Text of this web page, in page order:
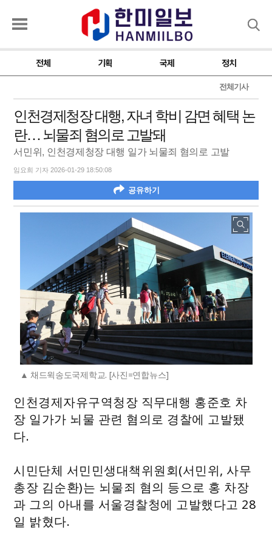
전체 기획 국제 정치
전체기사
인천경제청장 대행, 자녀 학비 감면 혜택 논
란… 뇌물죄 혐의로 고발돼
서민위, 인천경제청장 대행 일가 뇌물죄 혐의로 고발
임요희 기자 2026-01-29 18:50:08
공유하기
채드윅송도국제학교. [사진=연합뉴스]
인천경제자유구역청장 직무대행 홍준호 차
장 일가가 뇌물 관련 혐의로 경찰에 고발됐
다.
시민단체 서민민생대책위원회(서민위, 사무
총장 김순환)는 뇌물죄 혐의 등으로 홍 차장
과 그의 아내를 서울경찰청에 고발했다고 28
일 밝혔다.